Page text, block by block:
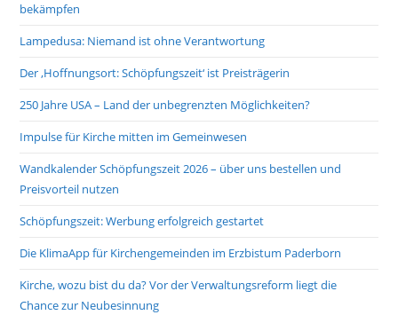
bekämpfen
Lampedusa: Niemand ist ohne Verantwortung
Der ‚Hoffnungsort: Schöpfungszeit‘ ist Preisträgerin
250 Jahre USA – Land der unbegrenzten Möglichkeiten?
Impulse für Kirche mitten im Gemeinwesen
Wandkalender Schöpfungszeit 2026 – über uns bestellen und
Preisvorteil nutzen
Schöpfungszeit: Werbung erfolgreich gestartet
Die KlimaApp für Kirchengemeinden im Erzbistum Paderborn
Kirche, wozu bist du da? Vor der Verwaltungsreform liegt die
Chance zur Neubesinnung